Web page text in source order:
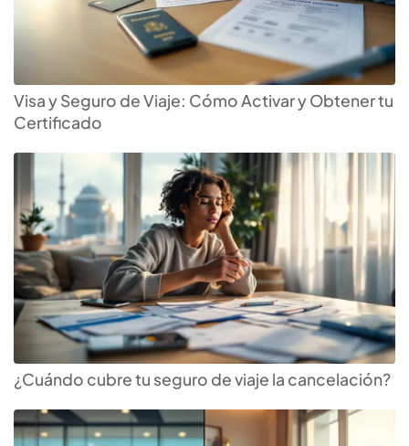
Visa y Seguro de Viaje: Cómo Activar y Obtener tu
Certificado
¿Cuándo cubre tu seguro de viaje la cancelación?